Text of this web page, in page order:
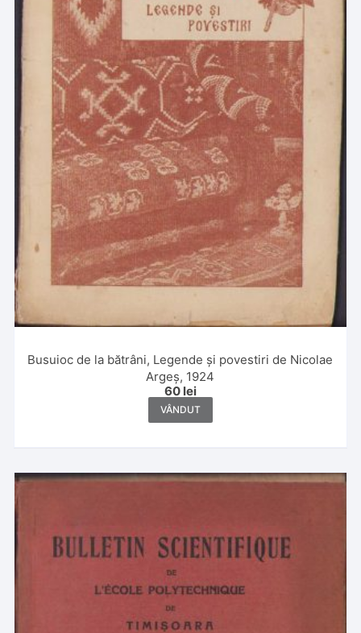
Busuioc de la bătrâni, Legende și povestiri de Nicolae
Argeș, 1924
60 lei
VÂNDUT